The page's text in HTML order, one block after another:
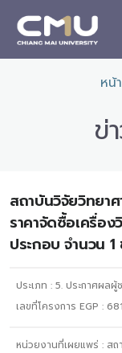
หน้
ข่
สถาบันวิจัยวิทยา
ราคาจัดซื้อเครื่อ
ประกอบ จำนวน
ประเภท : 5. ประกาศผลผู้
เลขที่โครงการ EGP :
หน่วยงานที่เผยแพร่ : สถ